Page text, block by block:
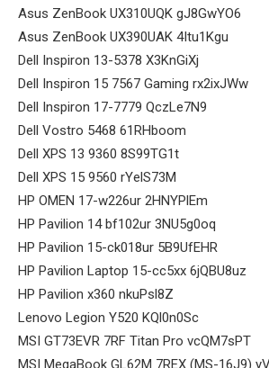
Asus ZenBook UX310UQK gJ8GwYO6
Asus ZenBook UX390UAK 4Itu1Kgu
Dell Inspiron 13-5378 X3KnGiXj
Dell Inspiron 15 7567 Gaming rx2ixJWw
Dell Inspiron 17-7779 QczLe7N9
Dell Vostro 5468 61RHboom
Dell XPS 13 9360 8S99TG1t
Dell XPS 15 9560 rYelS73M
HP OMEN 17-w226ur 2HNYPlEm
HP Pavilion 14 bf102ur 3NU5g0oq
HP Pavilion 15-ck018ur 5B9UfEHR
HP Pavilion Laptop 15-cc5xx 6jQBU8uz
HP Pavilion x360 nkuPsl8Z
Lenovo Legion Y520 KQl0n0Sc
MSI GT73EVR 7RF Titan Pro vcQM7sPT
MSI MegaBook GL62M 7REX (MS-16J9)